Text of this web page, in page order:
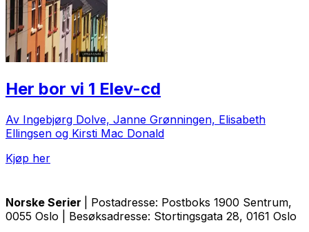
Her bor vi 1 Elev-cd
Av Ingebjørg Dolve, Janne Grønningen, Elisabeth
Ellingsen og Kirsti Mac Donald
Kjøp her
Norske Serier
| Postadresse: Postboks 1900 Sentrum,
0055 Oslo | Besøksadresse: Stortingsgata 28, 0161 Oslo